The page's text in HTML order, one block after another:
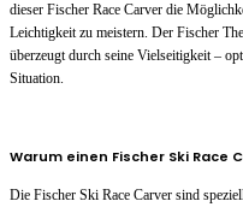
dieser Fischer Race Carver die
Leichtigkeit zu meistern. Der Fischer
überzeugt durch seine Vielseitigkeit –
Situation.
Warum einen Fischer Ski Race
Die Fischer Ski Race Carver sind